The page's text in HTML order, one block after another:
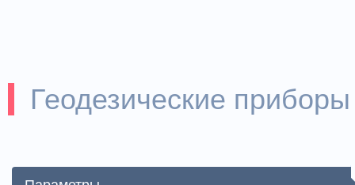
Геодезические приборы